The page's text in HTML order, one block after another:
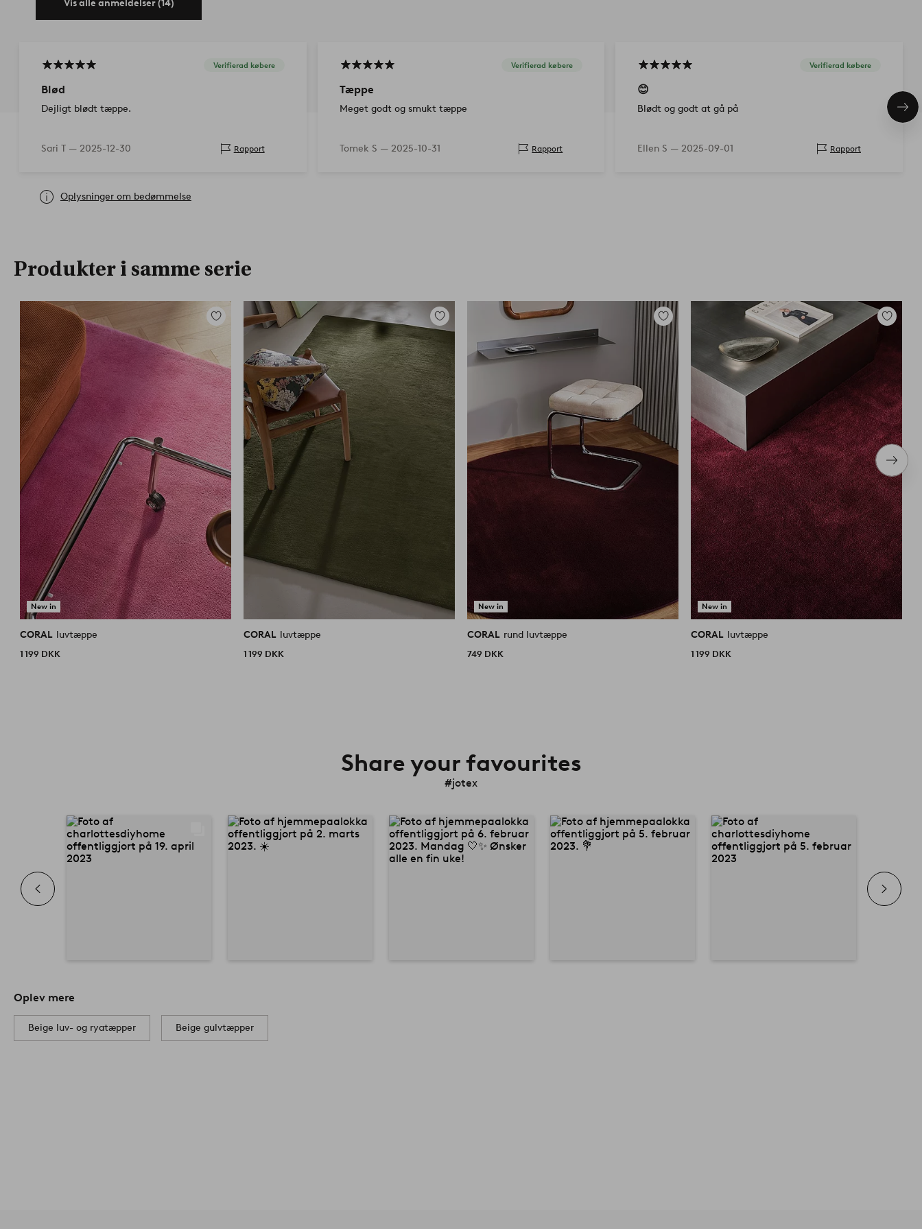
Vis alle anmeldelser (14)
Verifierad købere
Blød
Dejligt blødt tæppe.
Sari T — 2025-12-30 Rapport
Verifierad købere
Tæppe
Meget godt og smukt tæppe
Tomek S — 2025-10-31 Rapport
Verifierad købere
😊
Blødt og godt at gå på
Ellen S — 2025-09-01 Rapport
Oplysninger om bedømmelse
Produkter i samme serie
New in
Tilføj
CORAL luvtæppe
1 199 DKK
Tilføj
til
favoritter
CORAL luvtæppe
1 199 DKK
New in
Tilføj
til
favoritter
CORAL rund luvtæppe
749 DKK
New in
Tilføj
CORAL luvtæppe
1 199 DKK
Næste
Share your favourites
#jotex
Oplev mere
Beige luv- og ryatæpper Beige gulvtæpper